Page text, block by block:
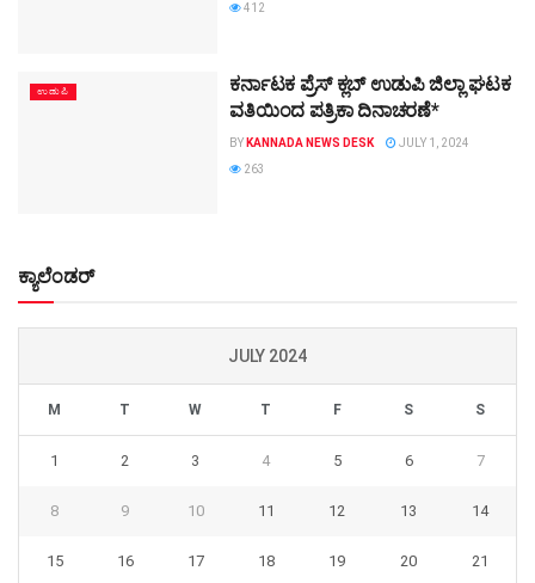
412
ಉಡುಪಿ
ಕರ್ನಾಟಕ ಪ್ರೆಸ್ ಕ್ಲಬ್ ಉಡುಪಿ ಜಿಲ್ಲಾ ಘಟಕ
ವತಿಯಿಂದ ಪತ್ರಿಕಾ ದಿನಾಚರಣೆ*
BY KANNADA NEWS DESK
JULY 1, 2024
263
ಕ್ಯಾಲೆಂಡರ್
JULY 2024
M T W T F S S
1 2 3 4 5 6 7
8 9 10 11 12 13 14
15 16 17 18 19 20 21